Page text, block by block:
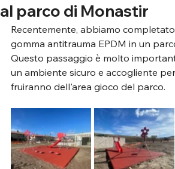
al parco di Monastir
Recentemente, abbiamo
gomma antitrauma EPDM in un
Questo passaggio è molto
un ambiente sicuro e accogliente
fruiranno dell'area gioco del parco.